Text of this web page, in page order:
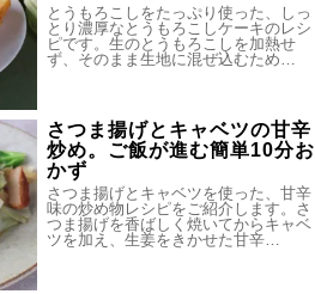
とうもろこしをたっぷり使った、しっ
とり濃厚なとうもろこしケーキのレシ
ピです。生のとうもろこしを加熱せ
ず、そのまま生地に混ぜ込むため…
さつま揚げとキャベツの甘辛
炒め。ご飯が進む簡単10分お
かず
さつま揚げとキャベツを使った、甘辛
味の炒め物レシピをご紹介します。さ
つま揚げを香ばしく焼いてからキャベ
ツを加え、生姜をきかせた甘辛…